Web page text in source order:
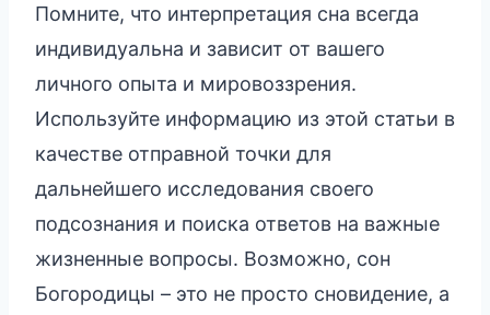
Помните, что интерпретация сна всегда
индивидуальна и зависит от вашего
личного опыта и мировоззрения.
Используйте информацию из этой статьи в
качестве отправной точки для
дальнейшего исследования своего
подсознания и поиска ответов на важные
жизненные вопросы. Возможно, сон
Богородицы – это не просто сновидение, а